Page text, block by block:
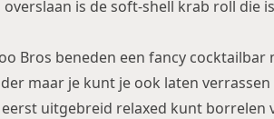
is de soft-shell krab roll die
Bros beneden een fancy cocktailbar
maar je kunt je ook laten
uitgebreid relaxed kunt borrelen